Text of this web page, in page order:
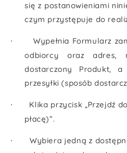
się z postanowieniami
czym przystępuje do
·
Wypełnia Formularz
odbiorcy oraz
dostarczony Produkt,
przesyłki (sposób
·
Klika przycisk „Przejdź
płacę)”.
·
Wybiera jedną z